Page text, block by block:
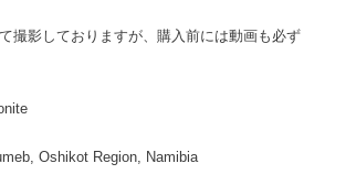
撮影しておりますが、購入前には動画も必ず
Oshikot Region, Namibia